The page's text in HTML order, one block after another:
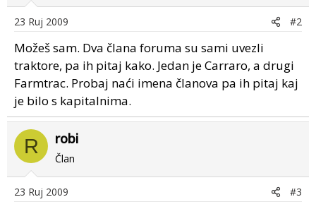
23 Ruj 2009 #2
Možeš sam. Dva člana foruma su sami uvezli
traktore, pa ih pitaj kako. Jedan je Carraro, a drugi
Farmtrac. Probaj naći imena članova pa ih pitaj kaj
je bilo s kapitalnima.
R robi
Član
23 Ruj 2009 #3